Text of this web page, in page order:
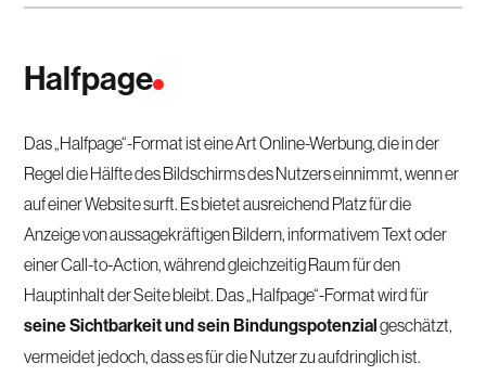
Halfpage
Das „Halfpage“-Format ist eine Art Online-Werbung, die in der
Regel die Hälfte des Bildschirms des Nutzers einnimmt, wenn er
auf einer Website surft. Es bietet ausreichend Platz für die
Anzeige von aussagekräftigen Bildern, informativem Text oder
einer Call-to-Action, während gleichzeitig Raum für den
Hauptinhalt der Seite bleibt. Das „Halfpage“-Format wird für
seine Sichtbarkeit und sein Bindungspotenzialgeschätzt,
vermeidet jedoch, dass es für die Nutzer zu aufdringlich ist.